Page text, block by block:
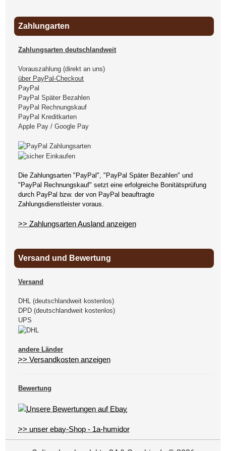
Zahlungarten
Zahlungsarten deutschlandweit
Vorauszahlung (direkt an uns)
über PayPal-Checkout
PayPal
PayPal Später Bezahlen
PayPal Rechnungskauf
PayPal Kreditkarten
Apple Pay / Google Pay
Die Zahlungsarten "PayPal", "PayPal Später Bezahlen" und
"PayPal Rechnungskauf" setzt eine erfolgreiche Bonitätsprüfung
durch PayPal bzw. der von PayPal beauftragte
Zahlungsdienstleister voraus.
>> Zahlungsarten Ausland anzeigen
Versand und Bewertung
Versand
DHL (deutschlandweit kostenlos)
DPD (deutschlandweit kostenlos)
UPS
andere Länder
>> Versandkosten anzeigen
Bewertung
>> unser ebay-Shop - 1a-humidor